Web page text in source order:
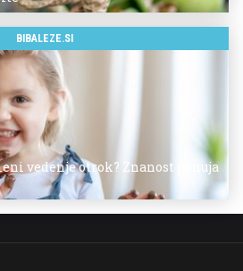
BIBALEZE.SI
vedenje otrok? Znanost ponuja